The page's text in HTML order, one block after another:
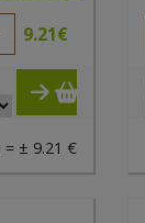
9.21€
= ± 9.21 €